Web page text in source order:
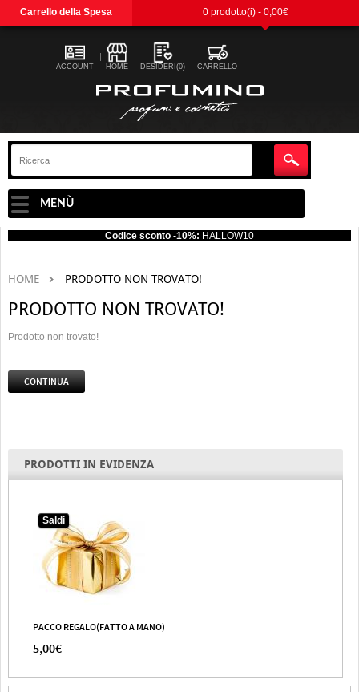
Carrello della Spesa 0 prodotto(i) - 0,00€
ACCOUNT HOME DESIDERI(0) CARRELLO
MENÙ
Codice sconto -10%: HALLOW10
HOME PRODOTTO NON TROVATO!
PRODOTTO NON TROVATO!
Prodotto non trovato!
CONTINUA
PRODOTTI IN EVIDENZA
Saldi
PACCO REGALO(FATTO A MANO)
5,00€